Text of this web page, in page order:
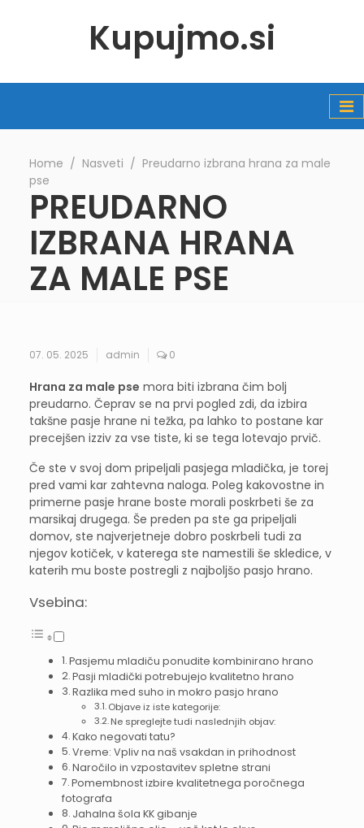
Kupujmo.si
Home ∕ Nasveti ∕ Preudarno izbrana hrana za male
pse
PREUDARNO
IZBRANA HRANA
ZA MALE PSE
07. 05. 2025 admin 0
Hrana za male pse mora biti izbrana čim bolj
preudarno. Čeprav se na prvi pogled zdi, da izbira
takšne pasje hrane ni težka, pa lahko to postane kar
precejšen izziv za vse tiste, ki se tega lotevajo prvič.
Če ste v svoj dom pripeljali pasjega mladička, je torej
pred vami kar zahtevna naloga. Poleg kakovostne in
primerne pasje hrane boste morali poskrbeti še za
marsikaj drugega. Še preden pa ste ga pripeljali
domov, ste najverjetneje dobro poskrbeli tudi za
njegov kotiček, v katerega ste namestili še skledice, v
katerih mu boste postregli z najboljšo pasjo hrano.
Vsebina:
Pasjemu mladiču ponudite kombinirano hrano
Pasji mladički potrebujejo kvalitetno hrano
Razlika med suho in mokro pasjo hrano
Objave iz iste kategorije:
Ne spreglejte tudi naslednjih objav:
Kako negovati tatu?
Vreme: Vpliv na naš vsakdan in prihodnost
Naročilo in vzpostavitev spletne strani
Pomembnost izbire kvalitetnega poročnega
fotografa
Jahalna šola KK gibanje